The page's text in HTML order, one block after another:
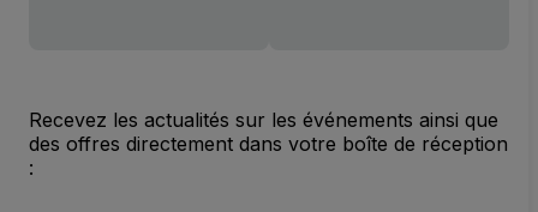
Recevez les actualités sur les événements ainsi que
des offres directement dans votre boîte de réception
: